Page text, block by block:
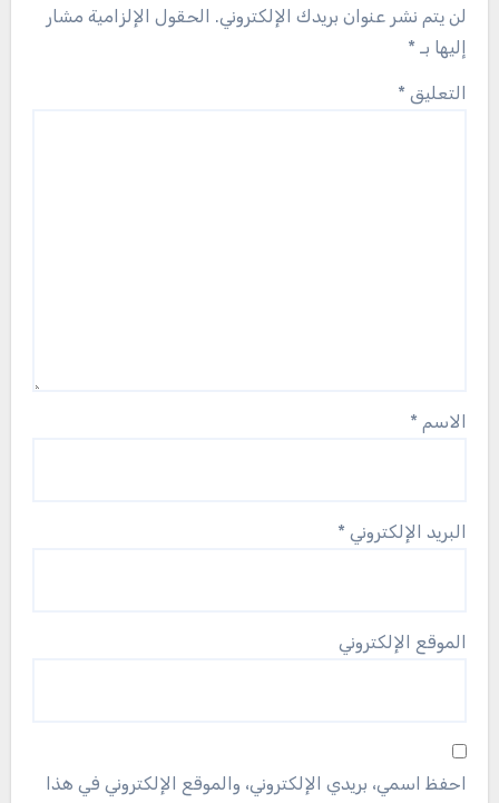
لن يتم نشر عنوان بريدك الإلكتروني. الحقول الإلزامية مشار
إليها بـ *
التعليق *
الاسم *
البريد الإلكتروني *
الموقع الإلكتروني
احفظ اسمي، بريدي الإلكتروني، والموقع الإلكتروني في هذا